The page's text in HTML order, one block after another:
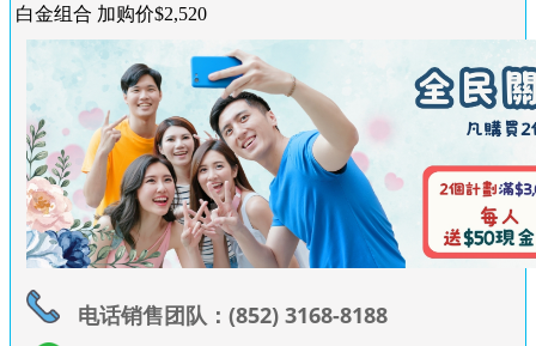
白金组合 加购价$2,520
电话销售团队：(852) 3168-8188